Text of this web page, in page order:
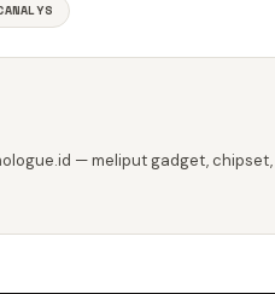
— meliput gadget,